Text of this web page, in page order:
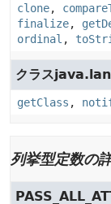
clone,
finalize,
ordinal ,
クラス
getClass ,
列挙型定数の